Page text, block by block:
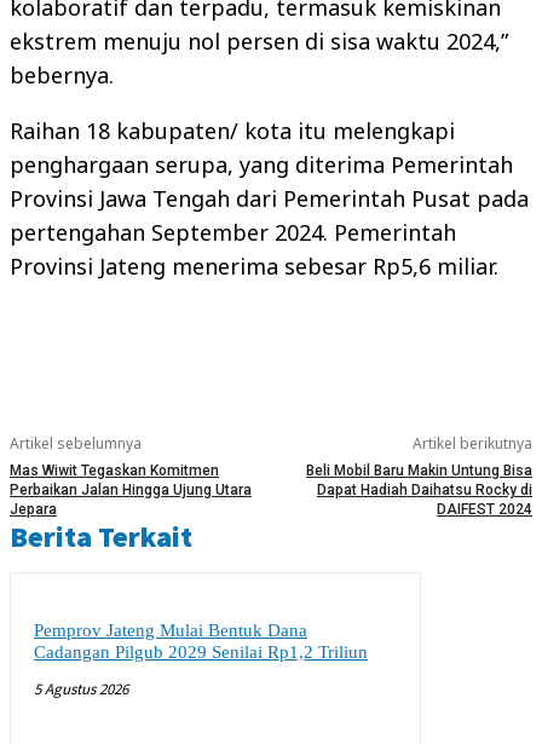
kolaboratif dan terpadu, termasuk kemiskinan
ekstrem menuju nol persen di sisa waktu 2024,”
bebernya.
Raihan 18 kabupaten/ kota itu melengkapi
penghargaan serupa, yang diterima Pemerintah
Provinsi Jawa Tengah dari Pemerintah Pusat pada
pertengahan September 2024. Pemerintah
Provinsi Jateng menerima sebesar Rp5,6 miliar.
Artikel sebelumnya
Mas Wiwit Tegaskan Komitmen
Perbaikan Jalan Hingga Ujung Utara
Jepara
Artikel berikutnya
Beli Mobil Baru Makin Untung Bisa
Dapat Hadiah Daihatsu Rocky di
DAIFEST 2024
Berita Terkait
Pemprov Jateng Mulai Bentuk Dana
Cadangan Pilgub 2029 Senilai Rp1,2 Triliun
5 Agustus 2026